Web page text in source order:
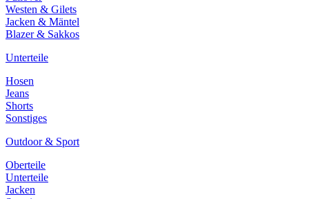
Westen & Gilets
Jacken & Mäntel
Blazer & Sakkos
Unterteile
Hosen
Jeans
Shorts
Sonstiges
Outdoor & Sport
Oberteile
Unterteile
Jacken